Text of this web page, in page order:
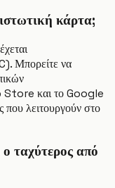
κάρτα;
Μπορείτε να
Store και το Google
που λειτουργούν στο
ταχύτερος από